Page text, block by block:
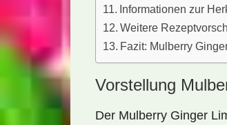
Informationen zur
Weitere
Fazit: Mulberry
Vorstellung
Der Mulberry Ginger